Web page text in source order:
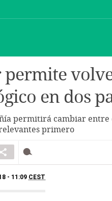
en dos
permitirá cambiar entre
primero
- 11:09 CEST